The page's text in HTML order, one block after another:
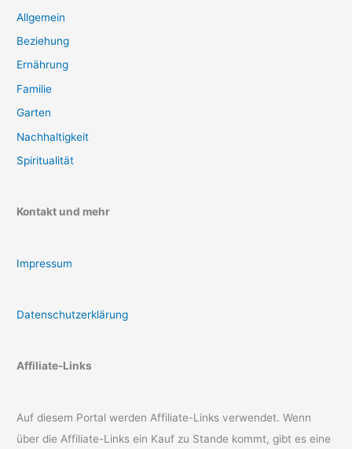
Allgemein
Beziehung
Ernährung
Familie
Garten
Nachhaltigkeit
Spiritualität
Kontakt und mehr
Impressum
Datenschutzerklärung
Affiliate-Links
Auf diesem Portal werden Affiliate-Links verwendet. Wenn
über die Affiliate-Links ein Kauf zu Stande kommt, gibt es eine